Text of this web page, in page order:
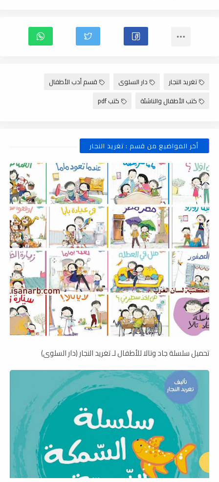
تغريد النجار دار السلوى
قسم أدب الأطفال
كتب الأطفال والناشئة
كتب pdf
أخر المواضيع من قسم : تغريد النجار
تحميل سلسلة جاد وتالا للأطفال لـ تغريد النجار (دار السلوى)